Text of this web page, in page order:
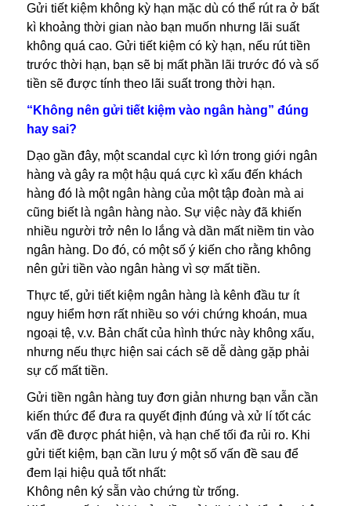
Gửi tiết kiệm không kỳ hạn mặc dù có thể rút ra ở bất
kì khoảng thời gian nào bạn muốn nhưng lãi suất
không quá cao. Gửi tiết kiệm có kỳ hạn, nếu rút tiền
trước thời hạn, bạn sẽ bị mất phần lãi trước đó và số
tiền sẽ được tính theo lãi suất trong thời hạn.
“Không nên gửi tiết kiệm vào ngân hàng” đúng
hay sai?
Dạo gần đây, một scandal cực kì lớn trong giới ngân
hàng và gây ra một hậu quá cực kì xấu đến khách
hàng đó là một ngân hàng của một tập đoàn mà ai
cũng biết là ngân hàng nào. Sự việc này đã khiến
nhiều người trở nên lo lắng và dần mất niềm tin vào
ngân hàng. Do đó, có một số ý kiến cho rằng không
nên gửi tiền vào ngân hàng vì sợ mất tiền.
Thực tế, gửi tiết kiệm ngân hàng là kênh đầu tư ít
nguy hiểm hơn rất nhiều so với chứng khoán, mua
ngoại tệ, v.v. Bản chất của hình thức này không xấu,
nhưng nếu thực hiện sai cách sẽ dễ dàng gặp phải
sự cố mất tiền.
Gửi tiền ngân hàng tuy đơn giản nhưng bạn vẫn cần
kiến thức để đưa ra quyết định đúng và xử lí tốt các
vấn đề được phát hiện, và hạn chế tối đa rủi ro. Khi
gửi tiết kiệm, bạn cần lưu ý một số vấn đề sau để
đem lại hiệu quả tốt nhất:
Không nên ký sẵn vào chứng từ trống.